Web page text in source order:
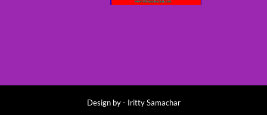
Design by - Iritty Samachar